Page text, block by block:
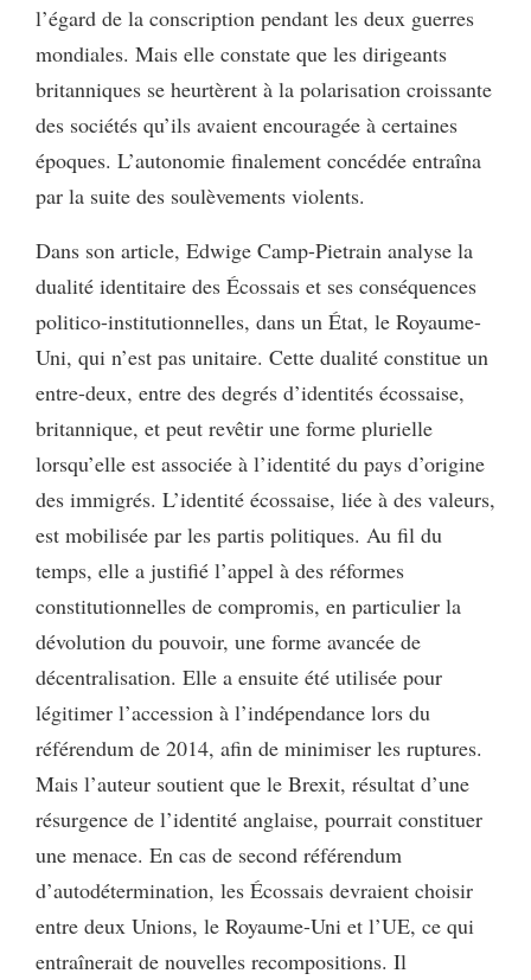
l’égard de la conscription pendant les deux guerres
mondiales. Mais elle constate que les dirigeants
britanniques se heurtèrent à la polarisation croissante
des sociétés qu’ils avaient encouragée à certaines
époques. L’autonomie finalement concédée entraîna
par la suite des soulèvements violents.
Dans son article, Edwige Camp-Pietrain analyse la
dualité identitaire des Écossais et ses conséquences
politico-institutionnelles, dans un État, le Royaume-
Uni, qui n’est pas unitaire. Cette dualité constitue un
entre-deux, entre des degrés d’identités écossaise,
britannique, et peut revêtir une forme plurielle
lorsqu’elle est associée à l’identité du pays d’origine
des immigrés. L’identité écossaise, liée à des valeurs,
est mobilisée par les partis politiques. Au fil du
temps, elle a justifié l’appel à des réformes
constitutionnelles de compromis, en particulier la
dévolution du pouvoir, une forme avancée de
décentralisation. Elle a ensuite été utilisée pour
légitimer l’accession à l’indépendance lors du
référendum de 2014, afin de minimiser les ruptures.
Mais l’auteur soutient que le Brexit, résultat d’une
résurgence de l’identité anglaise, pourrait constituer
une menace. En cas de second référendum
d’autodétermination, les Écossais devraient choisir
entre deux Unions, le Royaume-Uni et l’UE, ce qui
entraînerait de nouvelles recompositions. Il